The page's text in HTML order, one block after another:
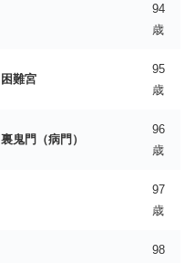
94
歳
困難宮
95
歳
裏鬼門（病門）
96
歳
97
歳
98